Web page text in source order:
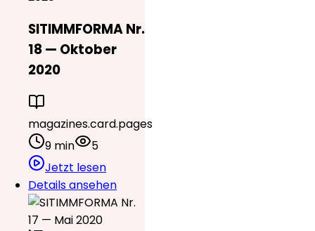
SITIMMFORMA Nr.
18 — Oktober
2020
magazines.card.pages
9 min
5
Jetzt lesen
Details ansehen